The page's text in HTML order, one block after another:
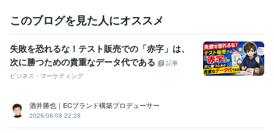
このブログを見た人にオススメ
失敗を恐れるな！テスト販売での「赤字」は、
次に勝つための貴重なデータ代である
記事
ビジネス・マーケティング
酒井勝也｜ECブランド構築プロデューサー
2026/08/08 22:28